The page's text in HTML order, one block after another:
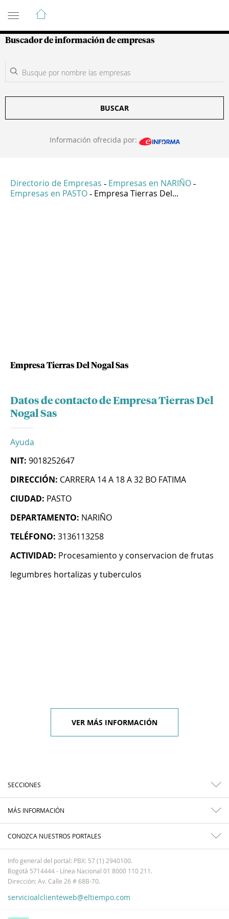
Guía de Empresas Colombianas
Buscador de información de empresas
BUSCAR
Información ofrecida por:
Directorio de Empresas - Empresas en NARIÑO -
Empresas en PASTO - Empresa Tierras Del...
Empresa Tierras Del Nogal Sas
Datos de contacto de Empresa Tierras Del
Nogal Sas
Ayuda
NIT: 9018252647
DIRECCIÓN: CARRERA 14 A 18 A 32 BO FATIMA
CIUDAD: PASTO
DEPARTAMENTO: NARIÑO
TELÉFONO: 3136113258
ACTIVIDAD: Procesamiento y conservacion de frutas
legumbres hortalizas y tuberculos
VER MÁS INFORMACIÓN
SECCIONES
MÁS INFORMACIÓN
CONOZCA NUESTROS PORTALES
Info general del portal: PBX: 57 (1) 2940100.
Bogotá 5714444 - Línea Nacional 01 8000 110 211.
Dirección: Av. Calle 26 # 68B-70.
servicioalclienteweb@eltiempo.com